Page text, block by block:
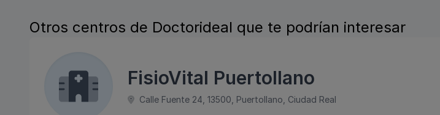
Otros centros de Doctorideal que te podrían interesar
FisioVital Puertollano
Calle Fuente 24, 13500, Puertollano, Ciudad Real